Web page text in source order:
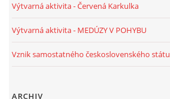
DUŠIČKY
Výtvarná aktivita - Červená Karkulka
Výtvarná aktivita - MEDÚZY V POHYBU
Vznik samostatného československého státu
ARCHIV